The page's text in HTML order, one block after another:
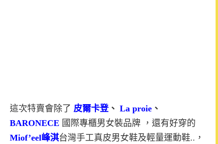
這次特賣會除了 皮爾卡登、 La proie 、
BARONECE 國際專櫃男女裝品牌 ，還有好穿的
Miof’eel峰淇台灣手工真皮男女鞋及輕量運動鞋..，